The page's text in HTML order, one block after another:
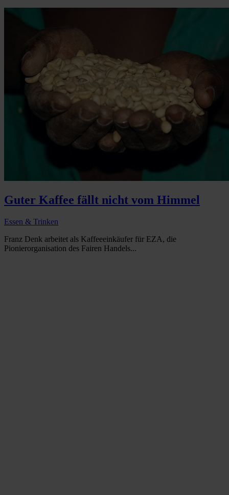
Guter Kaffee fällt nicht vom Himmel
Essen & Trinken
Franz Denk arbeitet als Kaffeeeinkäufer für EZA, die
Pionierorganisation des Fairen Handels...